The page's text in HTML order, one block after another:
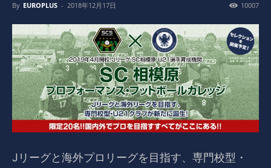
By EUROPLUS - 2018年12月17日 10007
Jリーグと海外プロリーグを目指す、専門校型・